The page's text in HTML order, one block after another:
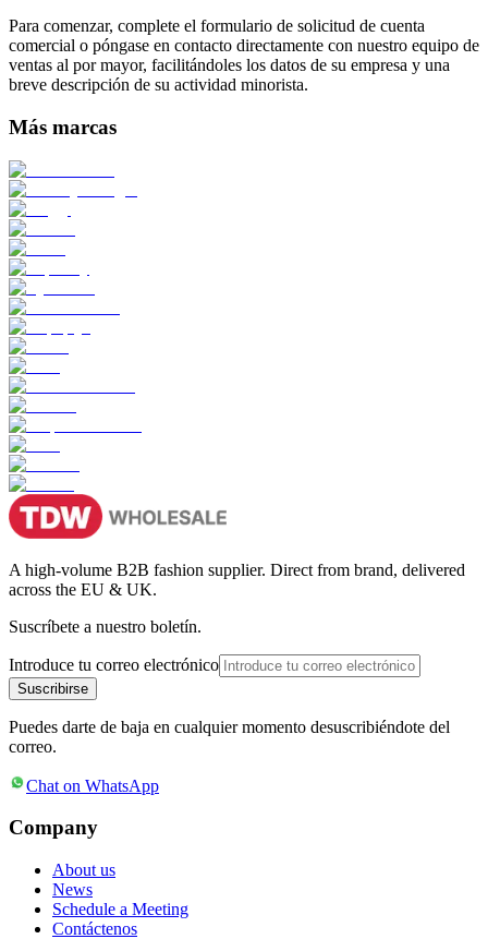
Para comenzar, complete el formulario de solicitud de cuenta
comercial o póngase en contacto directamente con nuestro equipo de
ventas al por mayor, facilitándoles los datos de su empresa y una
breve descripción de su actividad minorista.
Más marcas
A high-volume B2B fashion supplier. Direct from brand, delivered
across the EU & UK.
Suscríbete a nuestro boletín.
Introduce tu correo electrónico
Suscribirse
Puedes darte de baja en cualquier momento desuscribiéndote del
correo.
Chat on WhatsApp
Company
About us
News
Schedule a Meeting
Contáctenos